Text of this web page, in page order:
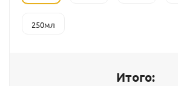
250мл
Итого: